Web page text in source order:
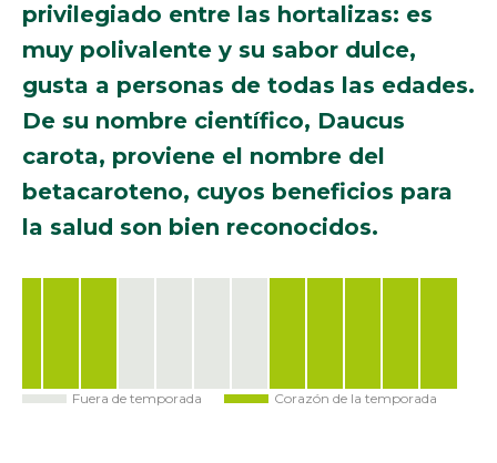
privilegiado entre las hortalizas: es
muy polivalente y su sabor dulce,
gusta a personas de todas las edades.
De su nombre científico, Daucus
carota, proviene el nombre del
betacaroteno, cuyos beneficios para
la salud son bien reconocidos.
Fuera de temporada Corazón de la temporada